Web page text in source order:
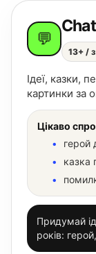
💬
13+ /
Ідеї, казки,
картинки за
Цікаво
герой
казка
Придумай
років: